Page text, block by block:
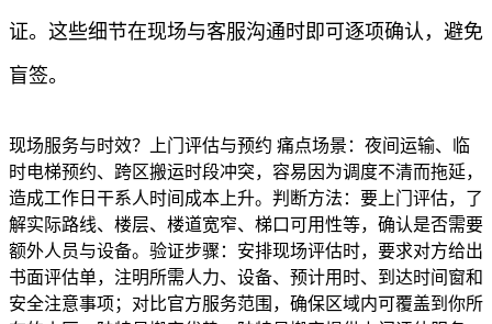
证。这些细节在现场与客服沟通时即可逐项确认，避免
盲签。
现场服务与时效？上门评估与预约 痛点场景：夜间运输、临
时电梯预约、跨区搬运时段冲突，容易因为调度不清而拖延，
造成工作日干系人时间成本上升。判断方法：要上门评估，了
解实际路线、楼层、楼道宽窄、梯口可用性等，确认是否需要
额外人员与设备。验证步骤：安排现场评估时，要求对方给出
书面评估单，注明所需人力、设备、预计用时、到达时间窗和
安全注意事项；对比官方服务范围，确保区域内可覆盖到你所